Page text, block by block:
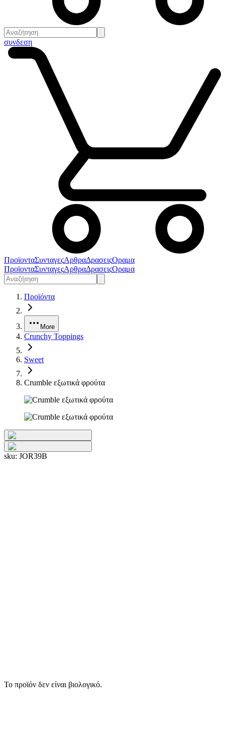
συνδεση
ΠροϊονταΣυνταγεςΑρθραΔρασειςΟραμα
ΠροϊονταΣυνταγεςΑρθραΔρασειςΟραμα
Προϊόντα
More
Crunchy Toppings
Sweet
Crumble εξωτικά φρούτα
sku: JOR39B
Το προϊόν δεν είναι βιολογικό.